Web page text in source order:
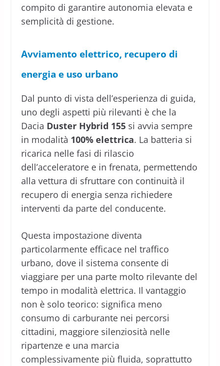
compito di garantire autonomia elevata e
semplicità di gestione.
Avviamento elettrico, recupero di
energia e uso urbano
Dal punto di vista dell’esperienza di guida,
uno degli aspetti più rilevanti è che la
Dacia Duster Hybrid 155si avvia sempre
in modalità 100% elettrica. La batteria si
ricarica nelle fasi di rilascio
dell’acceleratore e in frenata, permettendo
alla vettura di sfruttare con continuità il
recupero di energia senza richiedere
interventi da parte del conducente.
Questa impostazione diventa
particolarmente efficace nel traffico
urbano, dove il sistema consente di
viaggiare per una parte molto rilevante del
tempo in modalità elettrica. Il vantaggio
non è solo teorico: significa meno
consumo di carburante nei percorsi
cittadini, maggiore silenziosità nelle
ripartenze e una marcia
complessivamente più fluida, soprattutto